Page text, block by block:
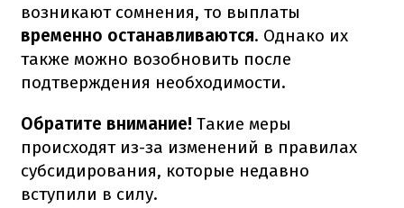
возникают сомнения, то выплаты
временно останавливаются. Однако их
также можно возобновить после
подтверждения необходимости.
Обратите внимание! Такие меры
происходят из-за изменений в правилах
субсидирования, которые недавно
вступили в силу.